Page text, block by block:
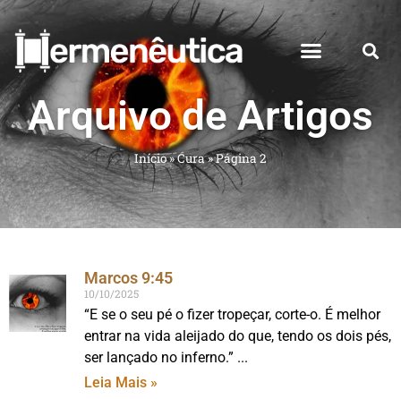
Arquivo de Artigos
Início»Cura»Página 2
Marcos 9:45
10/10/2025
“E se o seu pé o fizer tropeçar, corte-o. É melhor
entrar na vida aleijado do que, tendo os dois pés,
ser lançado no inferno.”
Leia Mais »